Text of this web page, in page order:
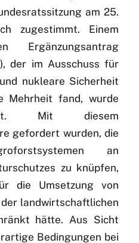
am 25.
zugestimmt. Einem
Ergänzungsantrag
), der im Ausschuss für
nukleare Sicherheit
Mehrheit fand, wurde
Mit diesem
gefordert wurden, die
an
zu knüpfen,
die Umsetzung von
landwirtschaftlichen
hätte. Aus Sicht
Bedingungen bei